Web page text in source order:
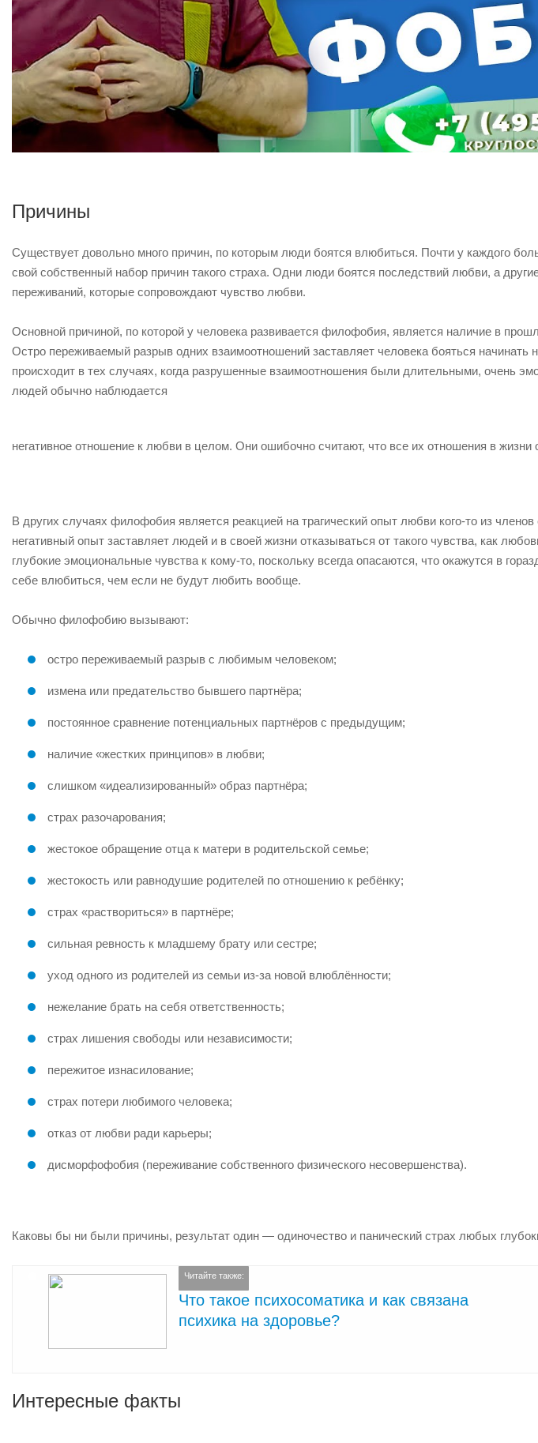
Причины
Существует довольно много причин, по которым люди боятся влюбиться. Почти у каждого
свой собственный набор причин такого страха. Одни люди боятся последствий любви, а
переживаний, которые сопровождают чувство любви.
Основной причиной, по которой у человека развивается филофобия, является наличие в
Остро переживаемый разрыв одних взаимоотношений заставляет человека бояться начинать
происходит в тех случаях, когда разрушенные взаимоотношения были длительными, очень
людей обычно наблюдается
негативное отношение к любви в целом. Они ошибочно считают, что все их отношения в
В других случаях филофобия является реакцией на трагический опыт любви кого-то из
негативный опыт заставляет людей и в своей жизни отказываться от такого чувства, как
глубокие эмоциональные чувства к кому-то, поскольку всегда опасаются, что окажутся в
себе влюбиться, чем если не будут любить вообще.
Обычно филофобию вызывают:
остро переживаемый разрыв с любимым человеком;
измена или предательство бывшего партнёра;
постоянное сравнение потенциальных партнёров с предыдущим;
наличие «жестких принципов» в любви;
слишком «идеализированный» образ партнёра;
страх разочарования;
жестокое обращение отца к матери в родительской семье;
жестокость или равнодушие родителей по отношению к ребёнку;
страх «раствориться» в партнёре;
сильная ревность к младшему брату или сестре;
уход одного из родителей из семьи из-за новой влюблённости;
нежелание брать на себя ответственность;
страх лишения свободы или независимости;
пережитое изнасилование;
страх потери любимого человека;
отказ от любви ради карьеры;
дисморфофобия (переживание собственного физического несовершенства).
Каковы бы ни были причины, результат один — одиночество и панический страх любых
Читайте также:
Что такое психосоматика и как связана
психика на здоровье?
Интересные факты